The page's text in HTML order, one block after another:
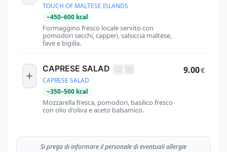
TOUCH OF MALTESE ISLANDS
~450–600 kcal
Formaggino fresco locale servito con
pomodori secchi, capperi, salsiccia maltese,
fave e bigilla.
CAPRESE SALAD
CAPRESE SALAD
~350–500 kcal
Mozzarella fresca, pomodori, basilico fresco
con olio d'oliva e aceto balsamico.
9.00€
Si prega di informare il personale di eventuali allergie